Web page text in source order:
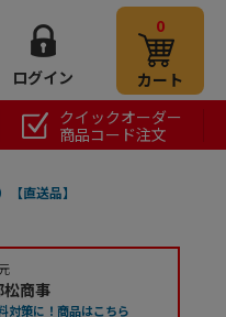
ログイン
0
カート
クイックオーダー
商品コード注文
直送品】
松商事
対策に！商品はこちら